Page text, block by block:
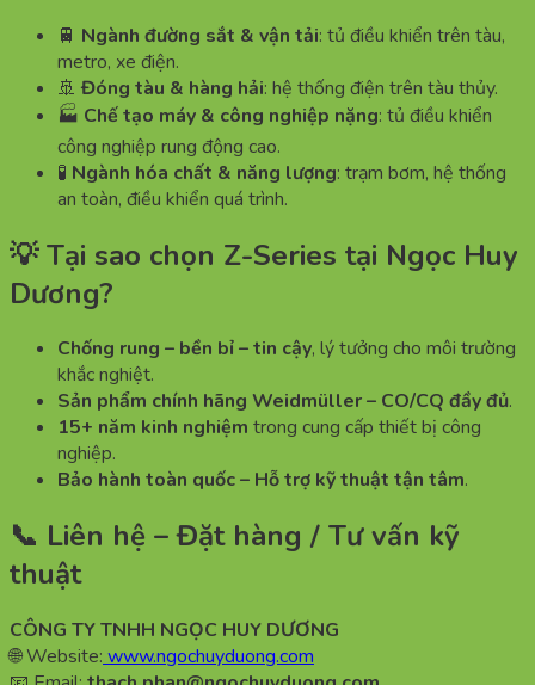
🚆 Ngành đường sắt & vận tải: tủ điều khiển trên tàu,
metro, xe điện.
🚢 Đóng tàu & hàng hải: hệ thống điện trên tàu thủy.
🏭 Chế tạo máy & công nghiệp nặng: tủ điều khiển
công nghiệp rung động cao.
🧪 Ngành hóa chất & năng lượng: trạm bơm, hệ thống
an toàn, điều khiển quá trình.
💡 Tại sao chọn Z-Series tại Ngọc Huy
Dương?
Chống rung – bền bỉ – tin cậy, lý tưởng cho môi trường
khắc nghiệt.
Sản phẩm chính hãng Weidmüller – CO/CQ đầy đủ.
15+ năm kinh nghiệm trong cung cấp thiết bị công
nghiệp.
Bảo hành toàn quốc – Hỗ trợ kỹ thuật tận tâm.
📞 Liên hệ – Đặt hàng / Tư vấn kỹ
thuật
CÔNG TY TNHH NGỌC HUY DƯƠNG
🌐 Website: www.ngochuyduong.com